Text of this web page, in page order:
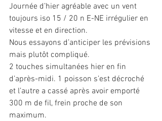
Journée d’hier agréable avec un vent
toujours iso 15 / 20 n E-NE irrégulier en
vitesse et en direction.
Nous essayons d’anticiper les prévisions
mais plutôt compliqué.
2 touches simultanées hier en fin
d’après-midi. 1 poisson s’est décroché
et l’autre a cassé après avoir emporté
300 m de fil, frein proche de son
maximum.